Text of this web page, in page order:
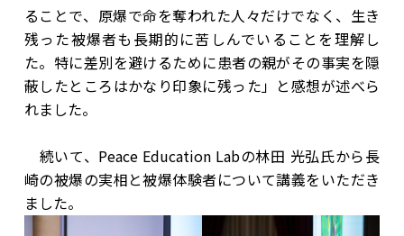
ることで、原爆で命を奪われた人々だけでなく、生き
残った被爆者も長期的に苦しんでいることを理解し
た。特に差別を避けるために患者の親がその事実を隠
蔽したところはかなり印象に残った」と感想が述べら
れました。
続いて、Peace Education Labの林田 光弘氏から長
崎の被爆の実相と被爆体験者について講義をいただき
ました。